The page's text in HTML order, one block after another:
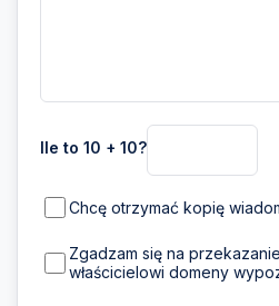
Ile to 10 + 10?
Chcę otrzymać kopię
Zgadzam się na
właścicielowi domeny